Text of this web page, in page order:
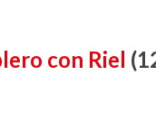
con Riel